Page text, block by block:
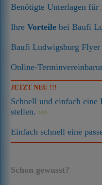
Benötigte Unterlagen für
IhreVorteile bei Baufi
Baufi Ludwigsburg Flyer
Online-
JETZT NEU !!!
Schnell und einfach eine
stellen.
Einfach schnell eine
Schon gewusst?